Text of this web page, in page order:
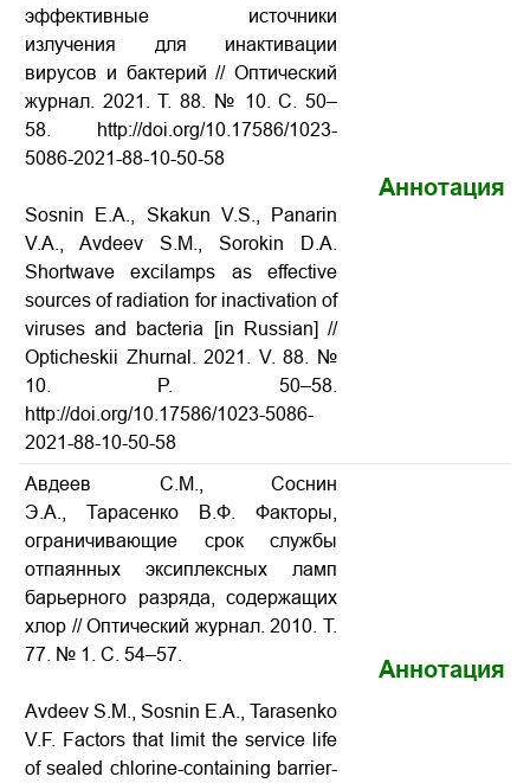
эффективные источники
излучения для инактивации
вирусов и бактерий // Оптический
журнал. 2021. Т. 88. № 10. С. 50–
58. http://doi.org/10.17586/1023-
5086-2021-88-10-50-58
Sosnin E.A., Skakun V.S., Panarin
V.A., Avdeev S.M., Sorokin D.A.
Shortwave excilamps as effective
sources of radiation for inactivation of
viruses and bacteria [in Russian] //
Opticheskii Zhurnal. 2021. V. 88. №
10. P. 50–58.
http://doi.org/10.17586/1023-5086-
2021-88-10-50-58
Аннотация
Авдеев С.М., Соснин
Э.А., Тарасенко В.Ф. Факторы,
ограничивающие срок службы
отпаянных эксиплексных ламп
барьерного разряда, содержащих
хлор // Оптический журнал. 2010. Т.
77. № 1. С. 54–57.
Avdeev S.M., Sosnin E.A., Tarasenko
V.F. Factors that limit the service life
of sealed chlorine-containing barrier-
Аннотация